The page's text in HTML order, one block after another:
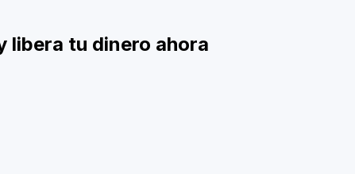
libera tu dinero ahora